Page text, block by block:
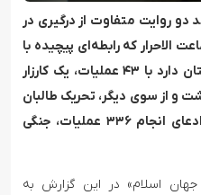
(ژوئن ۲۰۲۶) شاهد دو روایت متفاوت از درگیری در
الاحرار که رابطه‌ای پیچیده با
بدنه‌ی اصلی تحریک طالبان پاکستان دارد با ۴۳ عملیات، یک کارزار
و از سوی دیگر، تحریک طالبان
پاکستان به عنوان گروه مادر با ادعای انجام ۳۳۶ عملیات، جنگی
اسلام» در این گزارش به